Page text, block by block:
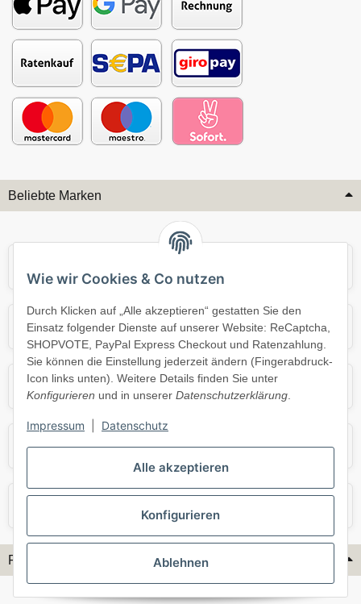
Alle akzeptieren
Konfigurieren
Ablehnen
Wie wir Cookies & Co nutzen
Durch Klicken auf „Alle akzeptieren“ gestatten Sie den
Einsatz folgender Dienste auf unserer Website: ReCaptcha,
SHOPVOTE, PayPal Express Checkout und Ratenzahlung.
Sie können die Einstellung jederzeit ändern (Fingerabdruck-
Icon links unten). Weitere Details finden Sie unter
Konfigurieren und in unserer Datenschutzerklärung.
Impressum Datenschutz
Beliebte Marken
Mercedes Mini
Opel Porsche
Skoda Smart
Flex-Hydraulik...